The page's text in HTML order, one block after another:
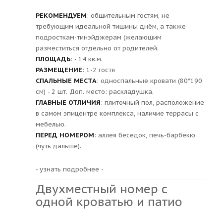
РЕКОМЕНДУЕМ: общительным гостям, не
требующим идеальной тишины днём, а также
подросткам-тинэйджерам (желающим
разместиться отдельно от родителей.
ПЛОЩАДЬ: - 14 кв.м.
РАЗМЕЩЕНИЕ: 1-2 гостя
СПАЛЬНЫЕ МЕСТА: односпальные кровати (80*190
см) - 2 шт. Доп. место: раскладушка.
ГЛАВНЫЕ ОТЛИЧИЯ: плиточный пол, расположение
в самом эпицентре комплекса, наличие террасы с
мебелью.
ПЕРЕД НОМЕРОМ: аллея беседок, печь-барбекю
(чуть дальше).
- узнать подробнее -
Двухместный номер с
одной кроватью и патио